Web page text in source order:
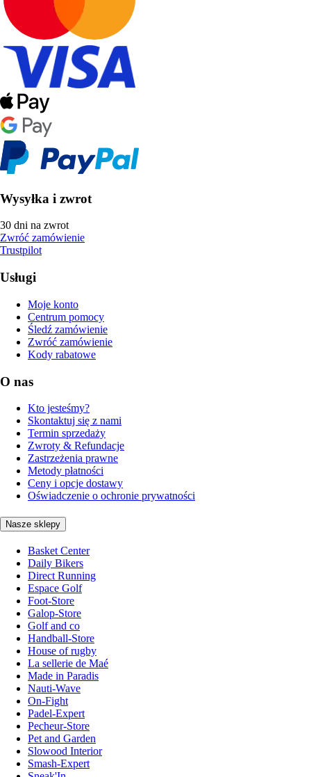
Wysyłka i zwrot
30 dni na zwrot
Zwróć zamówienie
Trustpilot
Usługi
Moje konto
Centrum pomocy
Śledź zamówienie
Zwróć zamówienie
Kody rabatowe
O nas
Kto jesteśmy?
Skontaktuj się z nami
Termin sprzedaży
Zwroty & Refundacje
Zastrzeżenia prawne
Metody płatności
Ceny i opcje dostawy
Oświadczenie o ochronie prywatności
Nasze sklepy
Basket Center
Daily Bikers
Direct Running
Espace Golf
Foot-Store
Galop-Store
Golf and co
Handball-Store
House of rugby
La sellerie de Maé
Made in Paradis
Nauti-Wave
On-Fight
Padel-Expert
Pecheur-Store
Pet and Garden
Slowood Interior
Smash-Expert